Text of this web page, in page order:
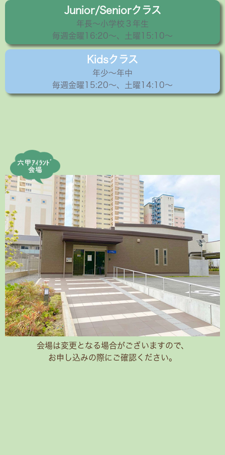
Junior/Seniorクラス
年長〜小学校３年生
毎週金曜16:20〜、土曜15:10～
Kidsクラス
年少〜年中
毎週金曜15:20〜、土曜14:10～
会場は変更となる場合がございますので、
お申し込みの際にご確認ください。